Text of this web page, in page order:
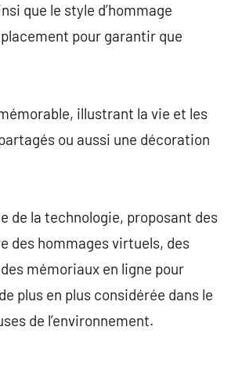
que le style d’hommage
pour garantir que
illustrant la vie et les
ou aussi une décoration
de la technologie, proposant des
des hommages virtuels, des
mémoriaux en ligne pour
plus en plus considérée dans le
de l’environnement.